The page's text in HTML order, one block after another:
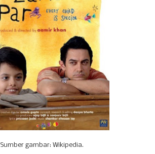
Sumber gambar: Wikipedia.